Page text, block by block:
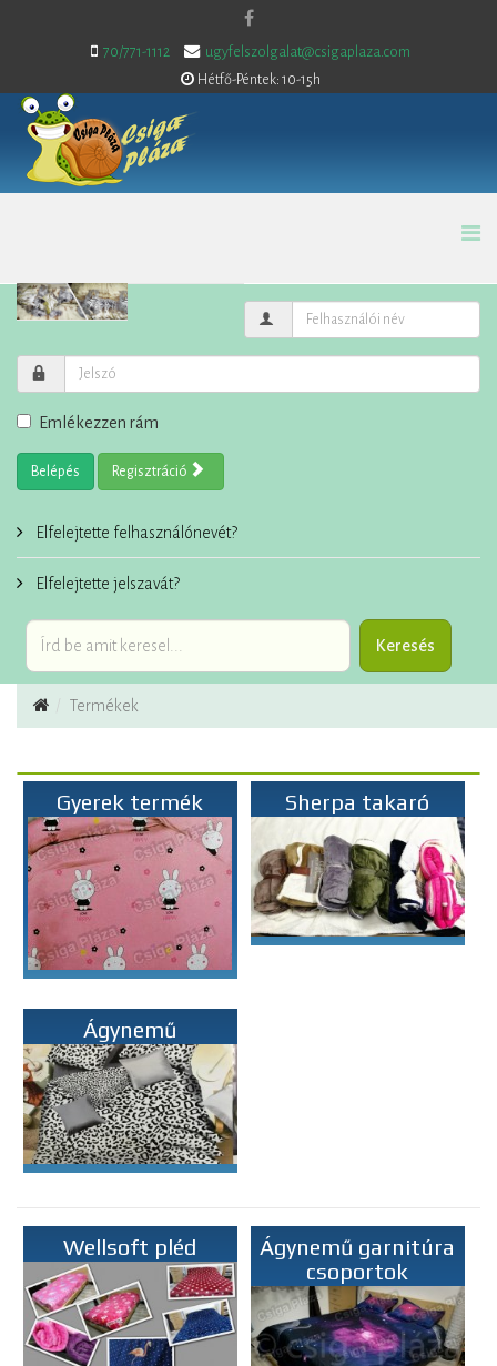
70/771-1112
ugyfelszolgalat@csigaplaza.com
Hétfő-Péntek: 10-15h
Emlékezzen rám
Belépés Regisztráció
Elfelejtette felhasználónevét?
Elfelejtette jelszavát?
Termékek
Gyerek termék Sherpa takaró
Ágynemű
Wellsoft pléd
Ágynemű garnitúra
csoportok